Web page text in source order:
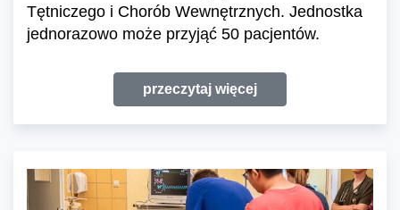
Tętniczego i Chorób Wewnętrznych. Jednostka
jednorazowo może przyjąć 50 pacjentów.
przeczytaj więcej